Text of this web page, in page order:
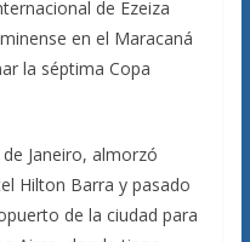
de Ezeiza
en el Maracaná
la séptima Copa
Janeiro, almorzó
Hilton Barra y pasado
de la ciudad para